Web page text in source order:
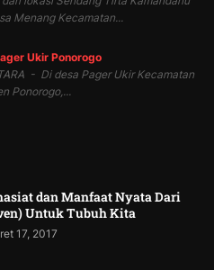
Menang Kecamatan...
Ukir Ponorogo
- Di desa Pager Ukir Kecamatan
Ponorogo,...
dan Manfaat Nyata Dari
Untuk Tubuh Kita
17, 2017